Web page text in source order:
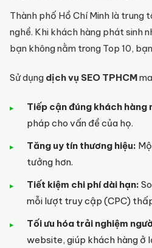
Thành phố Hồ Chí Minh là trung
nghề. Khi khách hàng phát sinh
bạn không nằm trong Top 10,
Sử dụng dịch vụ SEO TPHCM
Tiếp cận đúng khách hàng
pháp cho vấn đề của họ.
Tăng uy tín thương hiệu:
tưởng hơn.
Tiết kiệm chi phí dài hạn:
mỗi lượt truy cập (CPC)
Tối ưu hóa trải nghiệm
website, giúp khách hàng ở